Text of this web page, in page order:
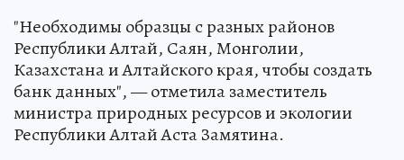
"Необходимы образцы с разных районов
Республики Алтай, Саян, Монголии,
Казахстана и Алтайского края, чтобы создать
банк данных", — отметила заместитель
министра природных ресурсов и экологии
Республики Алтай Аста Замятина.